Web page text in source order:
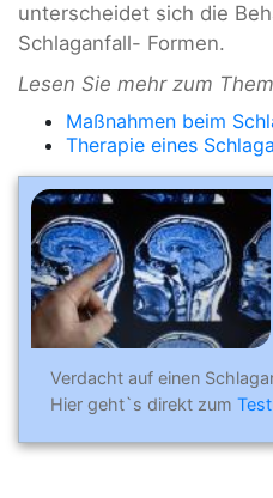
unterscheidet sich die
Schlaganfall- Formen.
Lesen Sie mehr zum
Maßnahmen beim
Therapie eines
Verdacht auf einen
Hier geht`s direkt zum